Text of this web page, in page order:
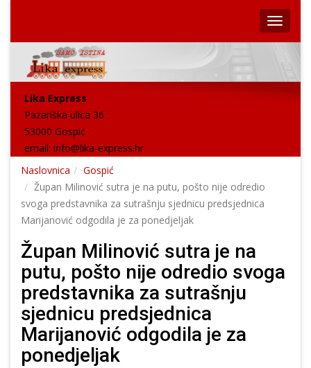
Lika Express
Pazariška ulica 36
53000 Gospić
email: info@lika-express.hr
Naslovnica
Gospić
Župan Milinović sutra je na putu, pošto nije odredio
svoga predstavnika za sutrašnju sjednicu predsjednica
Marijanović odgodila je za ponedjeljak
Župan Milinović sutra je na
putu, pošto nije odredio svoga
predstavnika za sutrašnju
sjednicu predsjednica
Marijanović odgodila je za
ponedjeljak